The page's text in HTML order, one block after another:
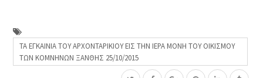
ΤΑ ΕΓΚΑΙΝΙΑ ΤΟΥ ΑΡΧΟΝΤΑΡΙΚΙΟΥ ΕΙΣ ΤΗΝ ΙΕΡΑ ΜΟΝΗ ΤΟΥ ΟΙΚΙΣΜΟΥ
ΤΩΝ ΚΟΜΝΗΝΩΝ ΞΑΝΘΗΣ 25/10/2015